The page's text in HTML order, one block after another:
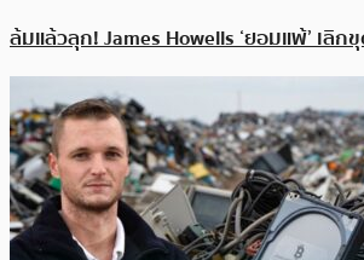
ล้มแล้วลุก! James Howells ‘ยอมแพ้’ เลิ